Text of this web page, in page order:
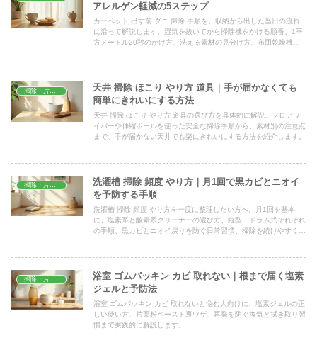
アレルゲン軽減の5ステップ
カーペット 出す前 ダニ 掃除 手順を、収納から出した当日の流れ
に沿って解説します。湿気を抜いてから掃除機をかける順番、1平
方メートル20秒のかけ方、洗える素材の見分け方、布団乾燥機な
掃除・片付け
天井 掃除 ほこり やり方 道具｜手が届かなくても
簡単にきれいにする方法
天井 掃除 ほこり やり方 道具の選び方を具体的に解説。フロアワ
イパーや伸縮ポールを使った安全な掃除手順から、素材別の注意点
まで、手が届かない天井でも楽にきれいにする方法を紹介します。
掃除・片付け
洗濯槽 掃除 頻度 やり方｜月1回で黒カビとニオイ
を予防する手順
洗濯槽 掃除 頻度 やり方を一度に整理したい方へ。月1回を基本
に、塩素系と酸素系クリーナーの選び方、縦型・ドラム式それぞれ
の手順、黒カビとニオイ戻りを防ぐ日常習慣、掃除を続けやすくす
掃除・片付け
浴室 ゴムパッキン カビ 取れない｜根まで届く塩素
ジェルと予防法
浴室 ゴムパッキン カビ 取れないと悩む人向けに、塩素ジェルの正
しい使い方、片栗粉ペースト裏ワザ、再発を防ぐ換気と拭き取り習
慣まで実践的に解説します。